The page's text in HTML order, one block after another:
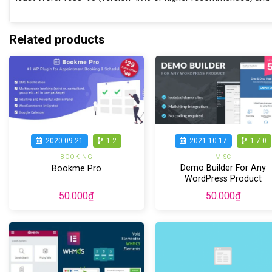
Related products
2020-09-21 1.2
BOOKING
Bookme Pro
50.000₫
2021-10-17 1.7.0
MISC
Demo Builder For Any
WordPress Product
50.000₫